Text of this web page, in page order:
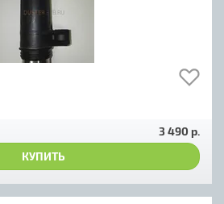
3 490 р.
КУПИТЬ